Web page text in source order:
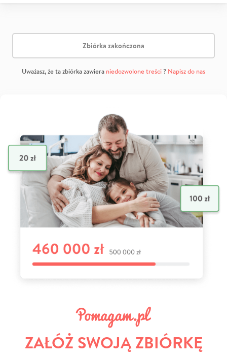
Zbiórka zakończona
Uważasz, że ta zbiórka zawiera niedozwolone treści? Napisz do nas
ZAŁÓŻ SWOJĄ ZBIÓRKĘ